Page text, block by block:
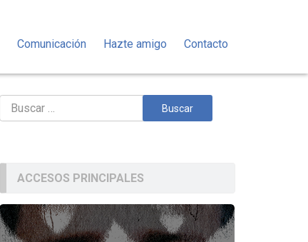
Comunicación Hazte amigo Contacto
Buscar:
ACCESOS PRINCIPALES